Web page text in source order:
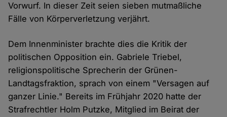
Vorwurf. In dieser Zeit seien sieben mutmaßliche
Fälle von Körperverletzung verjährt.
Dem Innenminister brachte dies die Kritik der
politischen Opposition ein. Gabriele Triebel,
religionspolitische Sprecherin der Grünen-
Landtagsfraktion, sprach von einem "Versagen auf
ganzer Linie." Bereits im Frühjahr 2020 hatte der
Strafrechtler Holm Putzke, Mitglied im Beirat der